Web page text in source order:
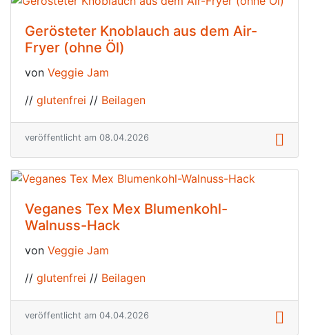
Gerösteter Knoblauch aus dem Air-
Fryer (ohne Öl)
von Veggie Jam
// glutenfrei // Beilagen
veröffentlicht am 08.04.2026
Veganes Tex Mex Blumenkohl-
Walnuss-Hack
von Veggie Jam
// glutenfrei // Beilagen
veröffentlicht am 04.04.2026